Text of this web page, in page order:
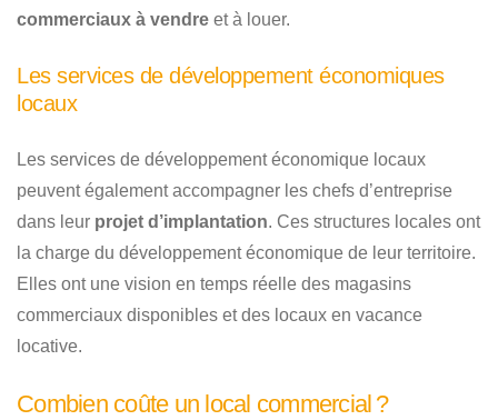
commerciaux à vendre et à louer.
Les services de développement économiques
locaux
Les services de développement économique locaux
peuvent également accompagner les chefs d’entreprise
dans leur projet d’implantation. Ces structures locales ont
la charge du développement économique de leur territoire.
Elles ont une vision en temps réelle des magasins
commerciaux disponibles et des locaux en vacance
locative.
Combien coûte un local commercial ?